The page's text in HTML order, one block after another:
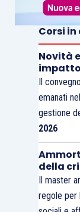
Corsi in
Novità
Il
emanati
gestione
2026
della
Il master
regole per